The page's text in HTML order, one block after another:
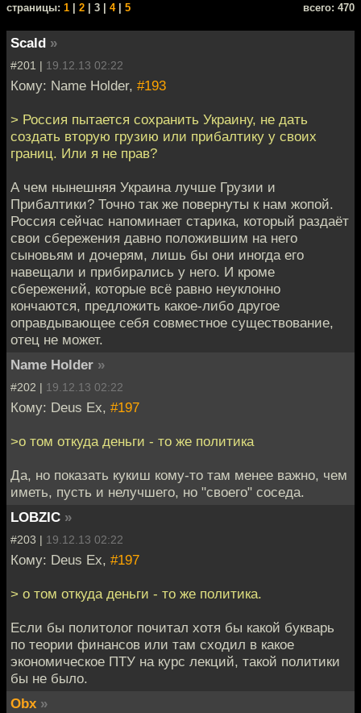
cтраницы: 1 2 | 3 | 4| 5 всего: 470
Scald »
#201 | 19.12.13 02:22
Кому: Name Holder, #193
> Россия пытается сохранить Украину, не дать
создать вторую грузию или прибалтику у своих
границ. Или я не прав?
А чем нынешняя Украина лучше Грузии и
Прибалтики? Точно так же повернуты к нам жопой.
Россия сейчас напоминает старика, который раздаёт
свои сбережения давно положившим на него
сыновьям и дочерям, лишь бы они иногда его
навещали и прибирались у него. И кроме
сбережений, которые всё равно неуклонно
кончаются, предложить какое-либо другое
оправдывающее себя совместное существование,
отец не может.
Name Holder »
#202 | 19.12.13 02:22
Кому: Deus Ex, #197
>о том откуда деньги - то же политика
Да, но показать кукиш кому-то там менее важно, чем
иметь, пусть и нелучшего, но "своего" соседа.
LOBZIC »
#203 | 19.12.13 02:22
Кому: Deus Ex, #197
> о том откуда деньги - то же политика.
Если бы политолог почитал хотя бы какой букварь
по теории финансов или там сходил в какое
экономическое ПТУ на курс лекций, такой политики
бы не было.
Obx »